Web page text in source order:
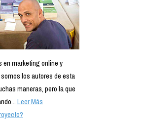
en marketing online y
los autores de esta
maneras, pero la que
Leer Más